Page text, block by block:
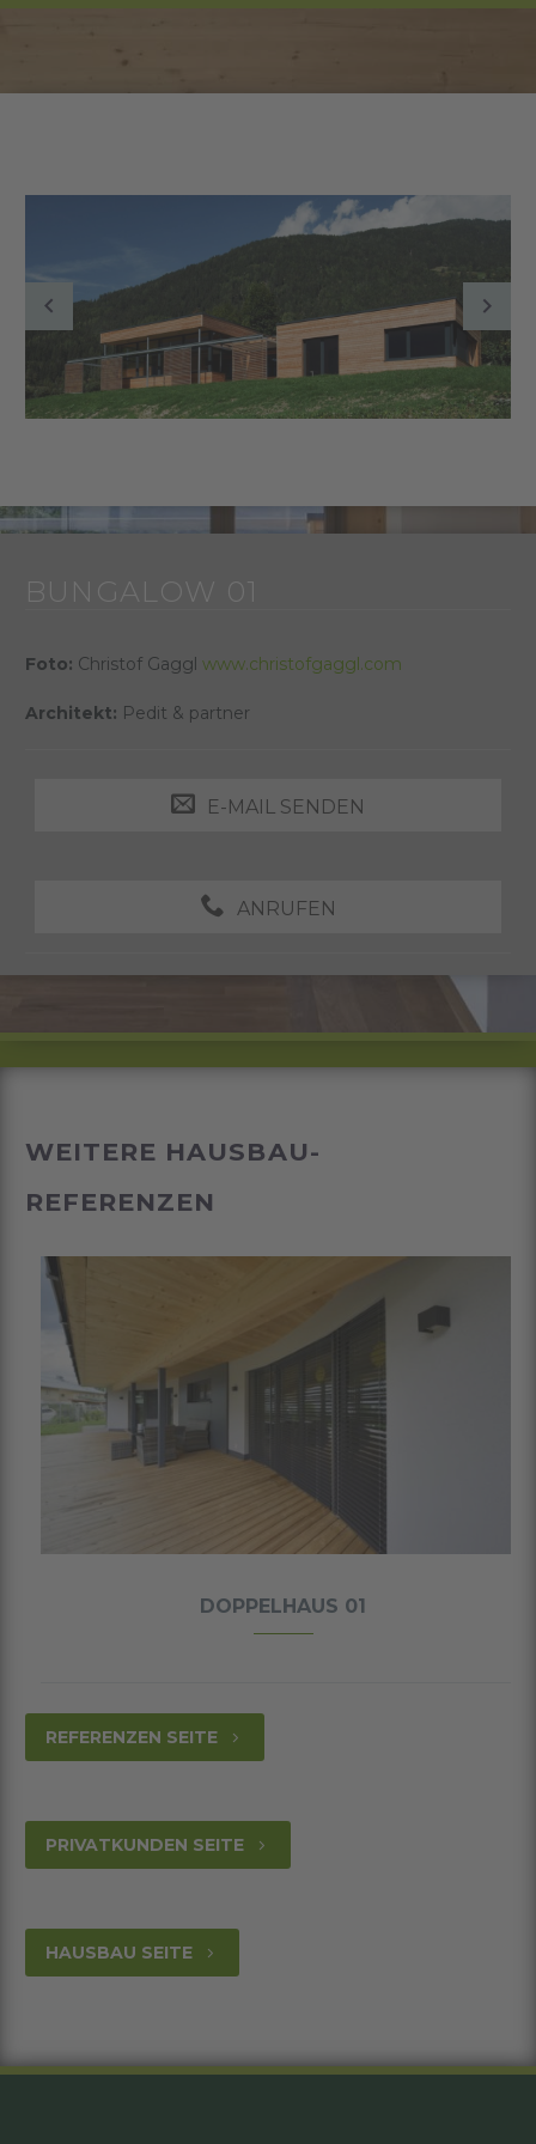
BUNGALOW 01
Foto: Christof Gaggl www.christofgaggl.com
Architekt: Pedit & partner
E-MAIL SENDEN
ANRUFEN
WEITERE HAUSBAU-
REFERENZEN
DOPPELHAUS 01
REFERENZEN SEITE 5
PRIVATKUNDEN SEITE 5
HAUSBAU SEITE 5